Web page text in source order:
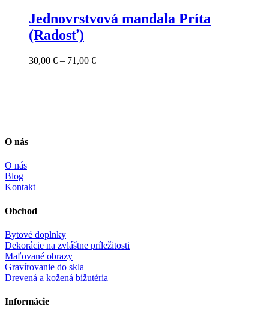
Jednovrstvová mandala Príta
(Radosť)
30,00 € – 71,00 €Price
O nás
O nás
Blog
Kontakt
Obchod
Bytové doplnky
Dekorácie na zvláštne príležitosti
Maľované obrazy
Gravírovanie do skla
Drevená a kožená bižutéria
Informácie